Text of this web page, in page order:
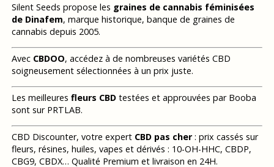
Silent Seeds propose les graines de cannabis féminisées
de Dinafem, marque historique, banque de graines de
cannabis depuis 2005.
Avec CBDOO, accédez à de nombreuses variétés CBD
soigneusement sélectionnées à un prix juste.
Les meilleures fleurs CBDtestées et approuvées par Booba
sont sur PRTLAB.
CBD Discounter, votre expert CBD pas cher: prix cassés sur
fleurs, résines, huiles, vapes et dérivés : 10-OH-HHC, CBDP,
CBG9, CBDX… Qualité Premium et livraison en 24H.